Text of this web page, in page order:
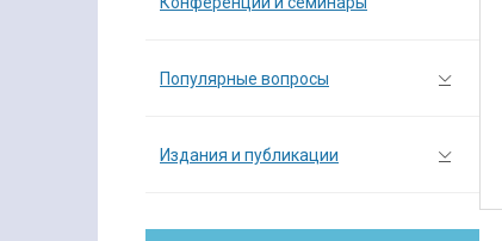
Популярные вопросы
Издания и публикации